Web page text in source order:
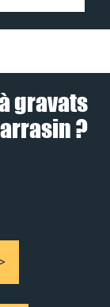
gravats
?